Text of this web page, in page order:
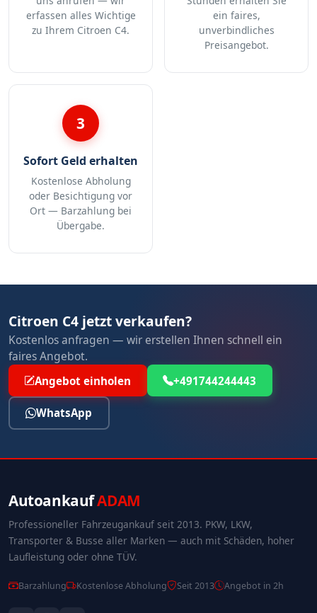
erfassen alles Wichtige
zu Ihrem Citroen C4.
ein faires,
unverbindliches
Preisangebot.
3
Sofort Geld erhalten
Kostenlose Abholung
oder Besichtigung vor
Ort — Barzahlung bei
Übergabe.
Citroen C4 jetzt verkaufen?
Kostenlos anfragen — wir erstellen Ihnen schnell ein
faires Angebot.
Angebot einholen +491744244443
WhatsApp
AutoankaufADAM
Professioneller Fahrzeugankauf seit 2013. PKW, LKW,
Transporter & Busse aller Marken — auch mit Schäden, hoher
Laufleistung oder ohne TÜV.
Barzahlung Kostenlose Abholung Seit 2013 Angebot in 2h